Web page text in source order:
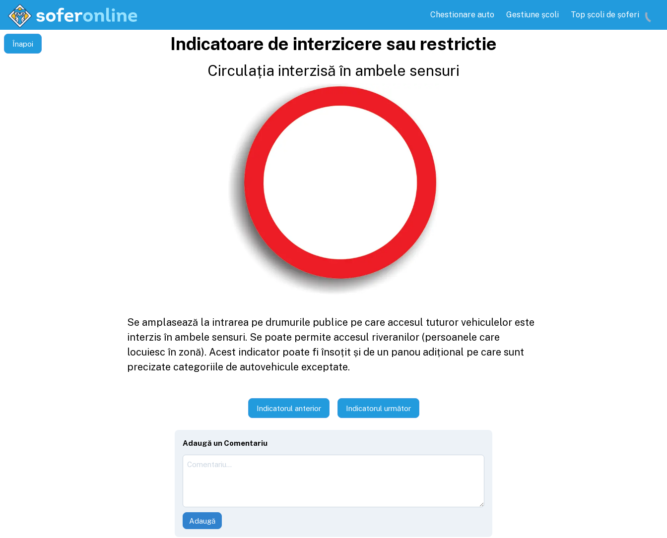
Chestionare auto Gestiune școli Top școli de șoferi
Înapoi Indicatoare de interzicere sau restrictie
Circulația interzisă în ambele sensuri
Se amplasează la intrarea pe drumurile publice pe care accesul tuturor vehiculelor este
interzis în ambele sensuri. Se poate permite accesul riveranilor (persoanele care
locuiesc în zonă). Acest indicator poate fi însoțit și de un panou adițional pe care sunt
precizate categoriile de autovehicule exceptate.
Indicatorul anterior Indicatorul următor
Adaugă un Comentariu
Adaugă